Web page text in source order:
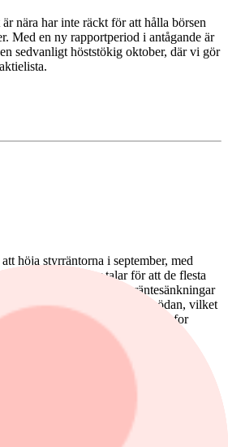
nära har inte räckt för att hålla börsen
Med en ny rapportperiod i antågande är
sedvanligt höststökig oktober, där vi gör
höja styrräntorna i september, med
men allt mer talar för att de flesta
Att det betyder räntesänkningar
centralbankir signalera i onödan, vilket
som trummas ut nu är ´higher for
är inte vad optimisterna på
på inför hösten och den tongivande
tagit ett rejält kliv uppåt igen. Från att
procent. Det är nivåer som senast rådde
för över 15 år sedan.